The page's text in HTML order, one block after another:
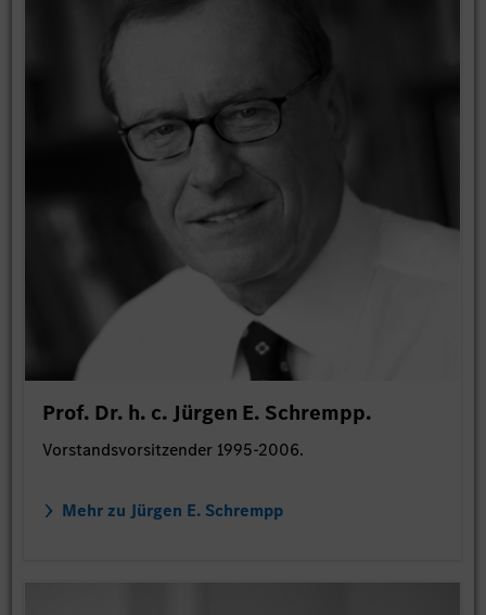
Prof. Dr. h. c. Jürgen E. Schrempp.
Vorstandsvorsitzender 1995-2006.
Mehr zu Jürgen E. Schrempp